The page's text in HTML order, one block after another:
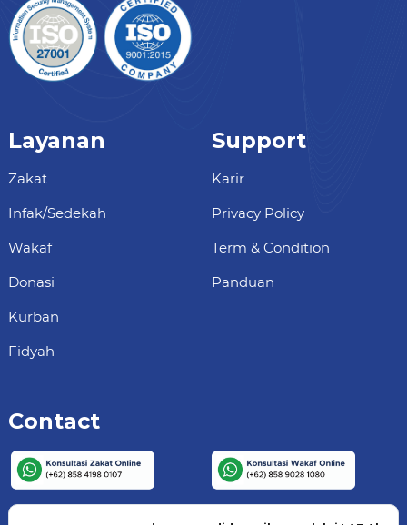
Layanan
Zakat
Infak/Sedekah
Wakaf
Donasi
Kurban
Fidyah
Support
Karir
Privacy Policy
Term & Condition
Panduan
Contact